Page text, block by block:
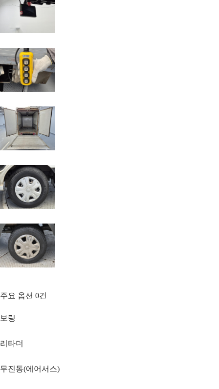
주요 옵션 0건
보링
리타더
무진동(에어서스)